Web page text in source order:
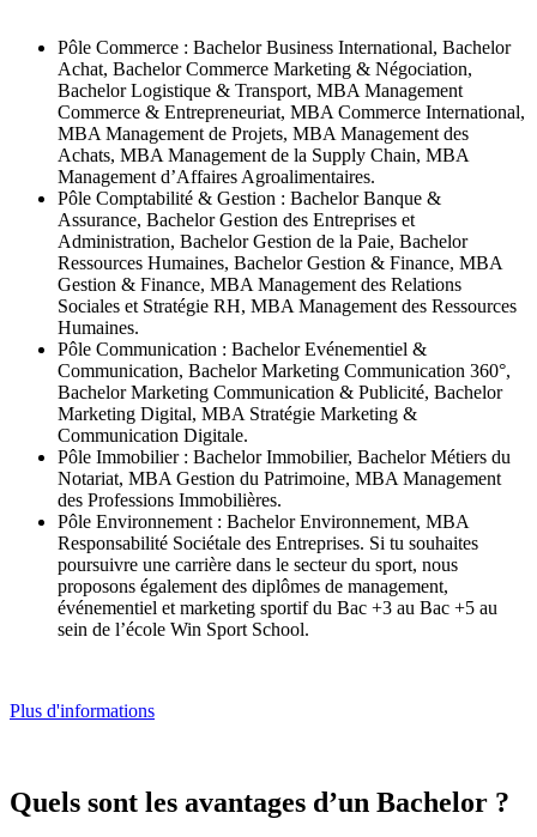
Pôle Commerce : Bachelor Business International, Bachelor
Achat, Bachelor Commerce Marketing & Négociation,
Bachelor Logistique & Transport, MBA Management
Commerce & Entrepreneuriat, MBA Commerce International,
MBA Management de Projets, MBA Management des
Achats, MBA Management de la Supply Chain, MBA
Management d’Affaires Agroalimentaires.
Pôle Comptabilité & Gestion : Bachelor Banque &
Assurance, Bachelor Gestion des Entreprises et
Administration, Bachelor Gestion de la Paie, Bachelor
Ressources Humaines, Bachelor Gestion & Finance, MBA
Gestion & Finance, MBA Management des Relations
Sociales et Stratégie RH, MBA Management des Ressources
Humaines.
Pôle Communication : Bachelor Evénementiel &
Communication, Bachelor Marketing Communication 360°,
Bachelor Marketing Communication & Publicité, Bachelor
Marketing Digital, MBA Stratégie Marketing &
Communication Digitale.
Pôle Immobilier : Bachelor Immobilier, Bachelor Métiers du
Notariat, MBA Gestion du Patrimoine, MBA Management
des Professions Immobilières.
Pôle Environnement : Bachelor Environnement, MBA
Responsabilité Sociétale des Entreprises. Si tu souhaites
poursuivre une carrière dans le secteur du sport, nous
proposons également des diplômes de management,
événementiel et marketing sportif du Bac +3 au Bac +5 au
sein de l’école Win Sport School.
Plus d'informations
Quels sont les avantages d’un Bachelor ?